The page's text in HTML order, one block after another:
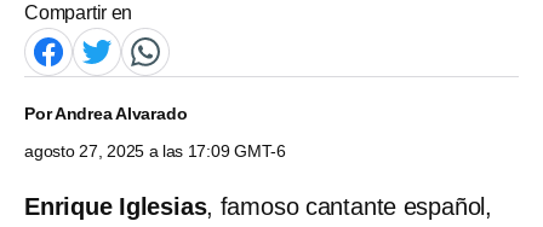
Compartir en
PorAndrea Alvarado
agosto 27, 2025 a las 17:09 GMT-6
Enrique Iglesias, famoso cantante español,